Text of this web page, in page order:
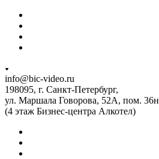
info@bic-video.ru
198095, г. Санкт-Петербург,
ул. Маршала Говорова, 52А, пом. 36н
(4 этаж Бизнес-центра Алкотел)